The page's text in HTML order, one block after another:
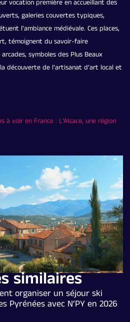
vocation première en accueillant des
galeries couvertes typiques,
l’ambiance médiévale. Ces places,
témoignent du savoir-faire
symboles des Plus Beaux
découverte de l’artisanat d’art local et
à voir en France : L’Alsace, une région
similaires
organiser un séjour ski
Pyrénées avec N’PY en 2026